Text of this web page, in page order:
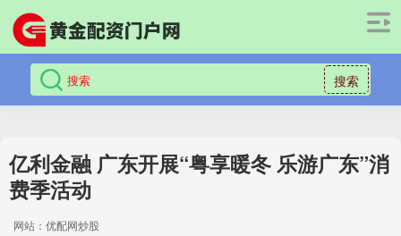
搜索
亿利金融 广东开展“粤享暖冬 乐游广东”消
费季活动
网站：优配网炒股